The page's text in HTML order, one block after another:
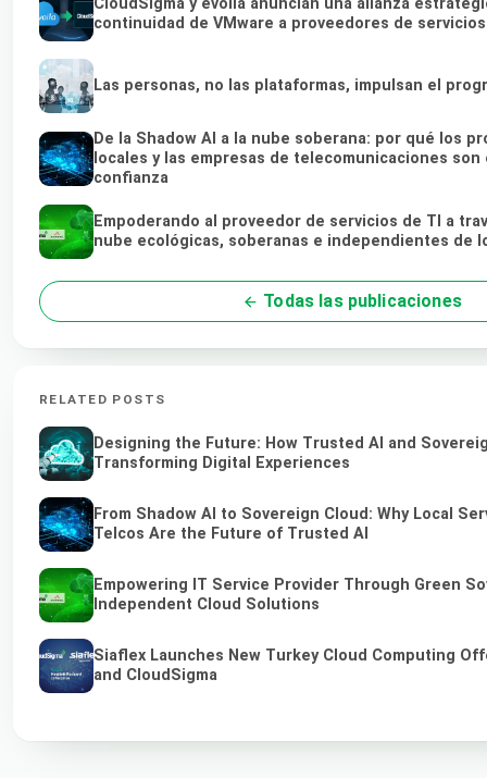
CloudSigma y evoila anuncian una alianza
continuidad de VMware a proveedores de
Las personas, no las plataformas, impulsan el
De la Shadow AI a la nube soberana: por qué los
locales y las empresas de telecomunicaciones
confianza
Empoderando al proveedor de servicios de TI a
nube ecológicas, soberanas e independientes de
Todas las publicaciones
RELATED POSTS
Designing the Future: How Trusted AI and
Transforming Digital Experiences
From Shadow AI to Sovereign Cloud: Why Local
Telcos Are the Future of Trusted AI
Empowering IT Service Provider Through Green
Independent Cloud Solutions
Siaflex Launches New Turkey Cloud Computing
and CloudSigma